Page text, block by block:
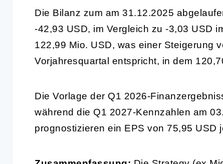
Die Bilanz zum am 31.12.2025
-42,93 USD, im Vergleich zu -3,03 USD
122,99 Mio. USD, was einer Steigerung
Vorjahresquartal entspricht, in dem
Die Vorlage der Q1 2026-
während die Q1 2027-Kennzahlen am
prognostizieren ein EPS von 75,95 USD